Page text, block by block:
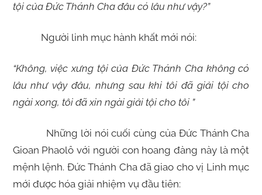
tội của Đức Thánh Cha đâu có lâu như vậy?”
Người linh mục hành khất mới nói:
“Không, việc xưng tội của Đức Thánh Cha không có
lâu như vậy đâu, nhưng sau khi tôi đã giải tội cho
ngài xong, tôi đã xin ngài giải tội cho tôi ”
Những lời nói cuối cùng của Đức Thánh Cha
Gioan Phaolô với người con hoang đàng này là một
mệnh lệnh. Đức Thánh Cha đã giao cho vị Linh mục
mới được hóa giải nhiệm vụ đầu tiên: